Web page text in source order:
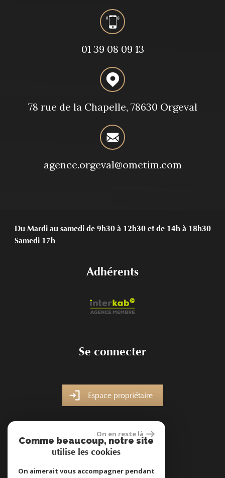
01 39 08 09 13
78 rue de la Chapelle, 78630 Orgeval
agence.orgeval@ometim.com
Du Mardi au samedi de 9h30 à 12h30 et de 14h à 18h30
Samedi 17h
Adhérents
Se connecter
Espace propriétaire
site réalisé par
On en reste là
Comme beaucoup, notre site
utilise les cookies
On aimerait vous accompagner pendant